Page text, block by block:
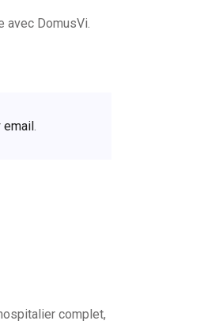
avec DomusVi.
email.
complet,